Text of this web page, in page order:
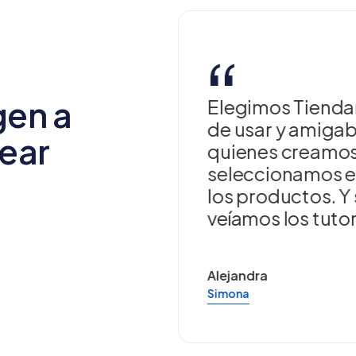
a
plataforma
de un
muy
de abrir
todos
“
Elegimos
de usar y
quienes
seleccionamos
los productos. Y
veíamos los
Alejandra
Simona